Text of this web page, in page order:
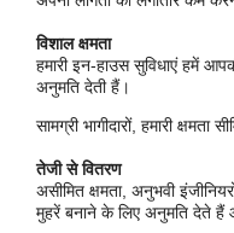
विशाल क्षमता
हमारी इन-हाउस सुविधाएं हमें
अनुमति देती हैं।
सामग्री भागीदारों, हमारी क्षमता
तेजी से वितरण
असीमित क्षमता, अनुभवी
मुहरें बनाने के लिए अनुमति देते हैं